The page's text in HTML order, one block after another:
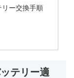
ー交換手順
テリー適